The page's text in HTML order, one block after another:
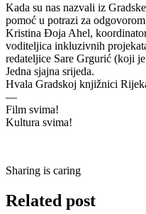
Kada su nas nazvali iz
pomoć u potrazi za
Kristina Đoja Ahel,
voditeljica inkluzivnih
redateljice Sare Grgurić (koji
Jedna sjajna srijeda.
Hvala Gradskoj knjižnici
—
Film svima!
Kultura svima!
Sharing is caring
Related post